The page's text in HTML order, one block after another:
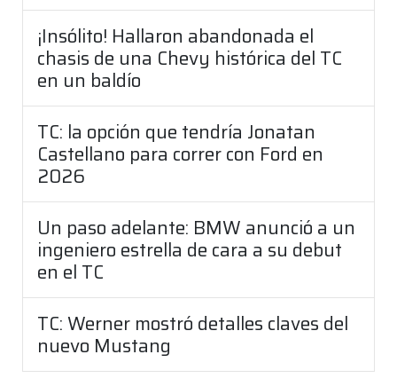
¡Insólito! Hallaron abandonada el
chasis de una Chevy histórica del TC
en un baldío
TC: la opción que tendría Jonatan
Castellano para correr con Ford en
2026
Un paso adelante: BMW anunció a un
ingeniero estrella de cara a su debut
en el TC
TC: Werner mostró detalles claves del
nuevo Mustang